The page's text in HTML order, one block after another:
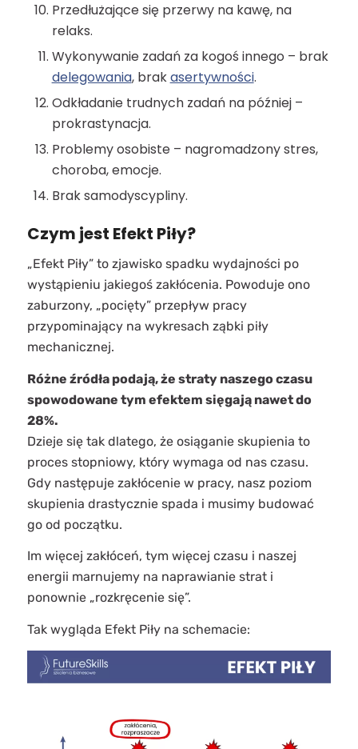
Przedłużające się przerwy na kawę, na
relaks.
Wykonywanie zadań za kogoś innego – brak
delegowania, brakasertywności.
Odkładanie trudnych zadań na później –
prokrastynacja.
Problemy osobiste – nagromadzony stres,
choroba, emocje.
Brak samodyscypliny.
Czym jest Efekt Piły?
„Efekt Piły” to zjawisko spadku wydajności po
wystąpieniu jakiegoś zakłócenia. Powoduje ono
zaburzony, „pocięty” przepływ pracy
przypominający na wykresach ząbki piły
mechanicznej.
Różne źródła podają, że straty naszego czasu
spowodowane tym efektem sięgają nawet do
28%.
Dzieje się tak dlatego, że osiąganie skupienia to
proces stopniowy, który wymaga od nas czasu.
Gdy następuje zakłócenie w pracy, nasz poziom
skupienia drastycznie spada i musimy budować
go od początku.
Im więcej zakłóceń, tym więcej czasu i naszej
energii marnujemy na naprawianie strat i
ponownie „rozkręcenie się”.
Tak wygląda Efekt Piły na schemacie: